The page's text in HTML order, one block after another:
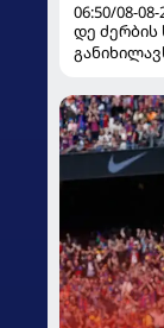
06:50/08-08-
დე ძერბის